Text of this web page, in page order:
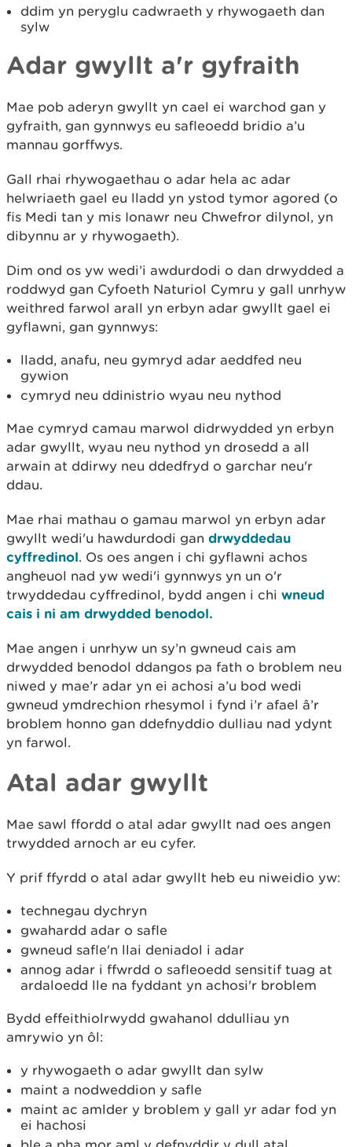
ddim yn peryglu cadwraeth y rhywogaeth dan
sylw
Adar gwyllt a'r gyfraith
Mae pob aderyn gwyllt yn cael ei warchod gan y
gyfraith, gan gynnwys eu safleoedd bridio a’u
mannau gorffwys.
Gall rhai rhywogaethau o adar hela ac adar
helwriaeth gael eu lladd yn ystod tymor agored (o
fis Medi tan y mis Ionawr neu Chwefror dilynol, yn
dibynnu ar y rhywogaeth).
Dim ond os yw wedi’i awdurdodi o dan drwydded a
roddwyd gan Cyfoeth Naturiol Cymru y gall unrhyw
weithred farwol arall yn erbyn adar gwyllt gael ei
gyflawni, gan gynnwys:
lladd, anafu, neu gymryd adar aeddfed neu
gywion
cymryd neu ddinistrio wyau neu nythod
Mae cymryd camau marwol didrwydded yn erbyn
adar gwyllt, wyau neu nythod yn drosedd a all
arwain at ddirwy neu ddedfryd o garchar neu'r
ddau.
Mae rhai mathau o gamau marwol yn erbyn adar
gwyllt wedi'u hawdurdodi gan drwyddedau
cyffredinol. Os oes angen i chi gyflawni achos
angheuol nad yw wedi'i gynnwys yn un o'r
trwyddedau cyffredinol, bydd angen i chi wneud
cais i ni am drwydded benodol.
Mae angen i unrhyw un sy’n gwneud cais am
drwydded benodol ddangos pa fath o broblem neu
niwed y mae’r adar yn ei achosi a’u bod wedi
gwneud ymdrechion rhesymol i fynd i’r afael â’r
broblem honno gan ddefnyddio dulliau nad ydynt
yn farwol.
Atal adar gwyllt
Mae sawl ffordd o atal adar gwyllt nad oes angen
trwydded arnoch ar eu cyfer.
Y prif ffyrdd o atal adar gwyllt heb eu niweidio yw:
technegau dychryn
gwahardd adar o safle
gwneud safle'n llai deniadol i adar
annog adar i ffwrdd o safleoedd sensitif tuag at
ardaloedd lle na fyddant yn achosi'r broblem
Bydd effeithiolrwydd gwahanol ddulliau yn
amrywio yn ôl:
y rhywogaeth o adar gwyllt dan sylw
maint a nodweddion y safle
maint ac amlder y broblem y gall yr adar fod yn
ei hachosi